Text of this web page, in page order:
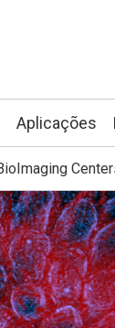
Aplicações